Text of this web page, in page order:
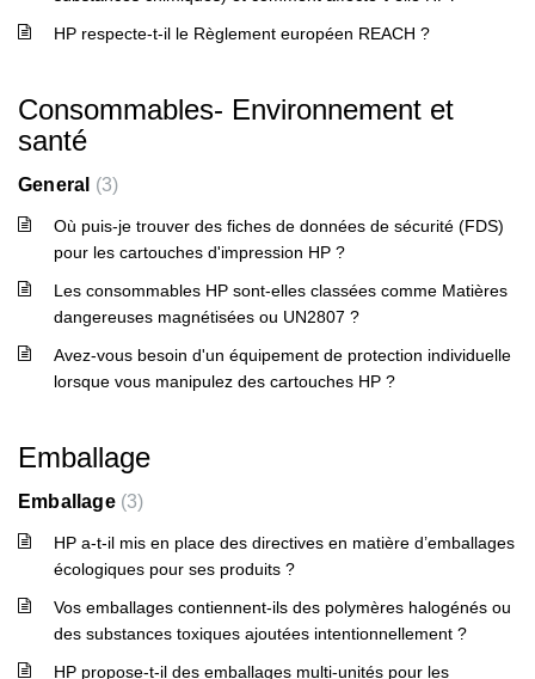
HP respecte-t-il le Règlement européen REACH ?
Consommables- Environnement et
santé
General 3
Où puis-je trouver des fiches de données de sécurité (FDS)
pour les cartouches d'impression HP ?
Les consommables HP sont-elles classées comme Matières
dangereuses magnétisées ou UN2807 ?
Avez-vous besoin d'un équipement de protection individuelle
lorsque vous manipulez des cartouches HP ?
Emballage
Emballage 3
HP a-t-il mis en place des directives en matière d’emballages
écologiques pour ses produits ?
Vos emballages contiennent-ils des polymères halogénés ou
des substances toxiques ajoutées intentionnellement ?
HP propose-t-il des emballages multi-unités pour les